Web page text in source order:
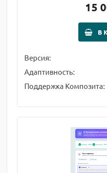
15
В
Версия:
Адаптивность:
Поддержка Композита: